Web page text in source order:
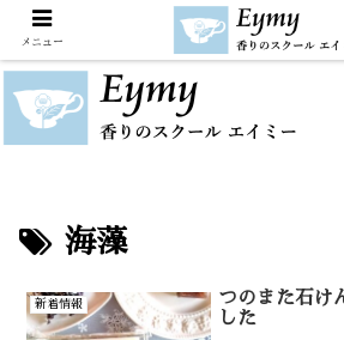
海藻
新着情報
つのまた石け
した
メニュー